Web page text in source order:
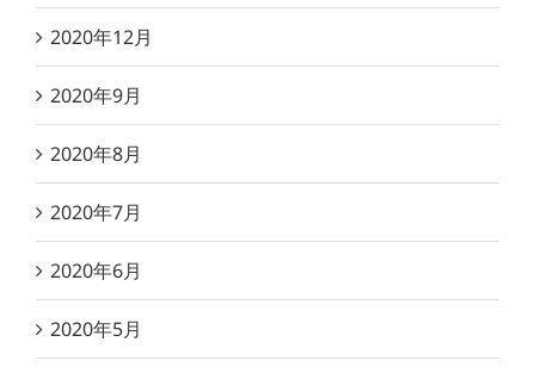
2020年12月
2020年9月
2020年8月
2020年7月
2020年6月
2020年5月